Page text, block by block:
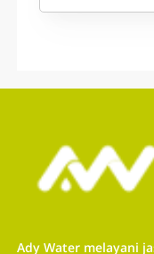
Ady Water melayani